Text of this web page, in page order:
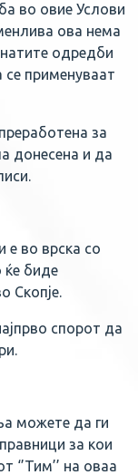
во овие Услови
ова нема
одредби
применуваат
за
донесена и да
е во врска со
ќе биде
Скопје.
спорот да
можете да ги
за кои
на оваа